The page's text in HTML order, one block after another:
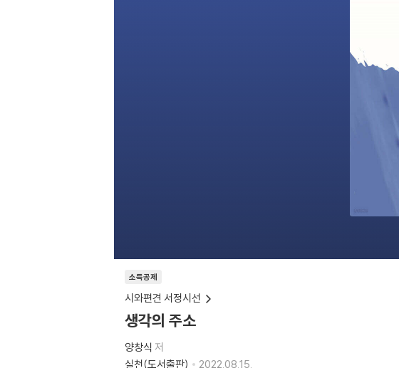
소득공제
시와편견 서정시선
생각의 주소
양창식 저
실천(도서출판)
2022.08.15.